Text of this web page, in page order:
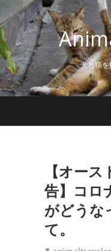
S
k
i
p
t
o
c
o
犬と猫を
【オー
告】コロ
がどうな
て。